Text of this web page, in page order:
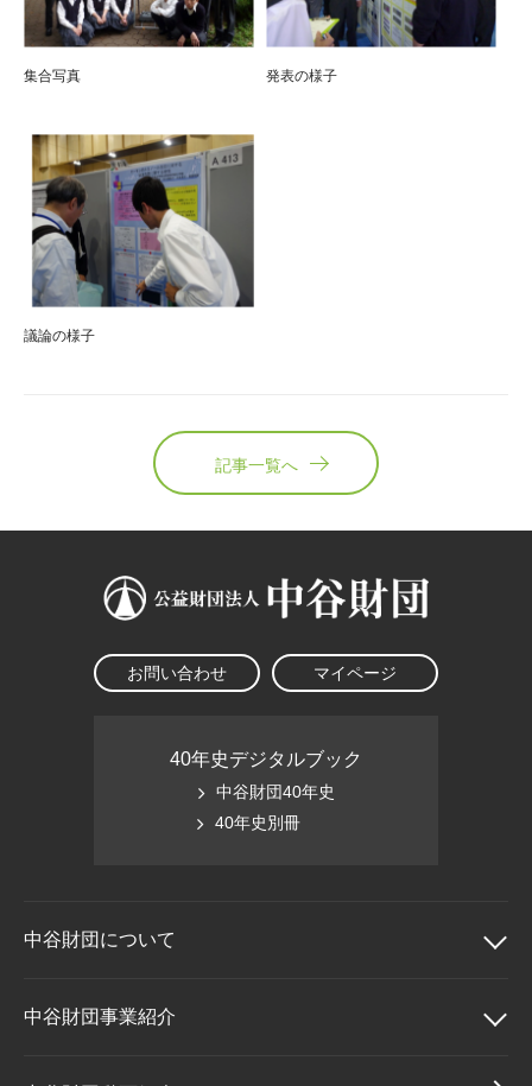
集合写真 発表の様子
議論の様子
記事一覧へ
お問い合わせ マイページ
40年史デジタルブック
中谷財団40年史
40年史別冊
中谷財団について
中谷財団について
中谷財団事業紹介